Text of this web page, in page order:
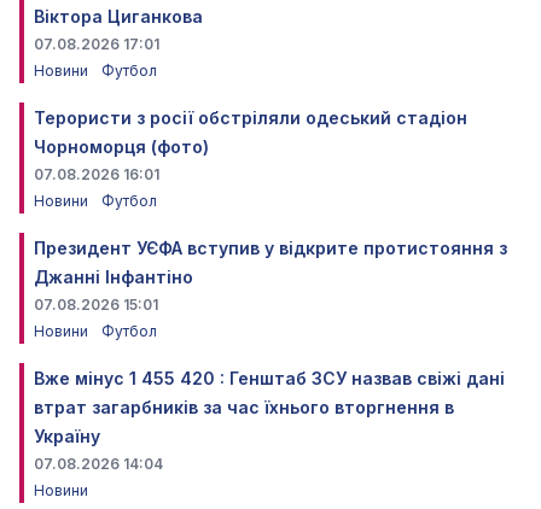
Віктора Циганкова
07.08.2026 17:01
Новини
Футбол
Терористи з росії обстріляли одеський стадіон
Чорноморця (фото)
07.08.2026 16:01
Новини
Футбол
Президент УЄФА вступив у відкрите протистояння з
Джанні Інфантіно
07.08.2026 15:01
Новини
Футбол
Вже мінус 1 455 420 : Генштаб ЗСУ назвав свіжі дані
втрат загарбників за час їхнього вторгнення в
Україну
07.08.2026 14:04
Новини